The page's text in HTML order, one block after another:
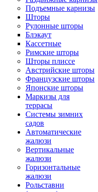
Подъемные карнизы
Шторы
Рулонные шторы
Блэкаут
Кассетные
Римские шторы
Шторы плиссе
Австрийские шторы
Французские шторы
Японские шторы
Маркизы для
террасы
Системы зимних
садов
Автоматические
жалюзи
Вертикальные
жалюзи
Горизонтальные
жалюзи
Рольставни